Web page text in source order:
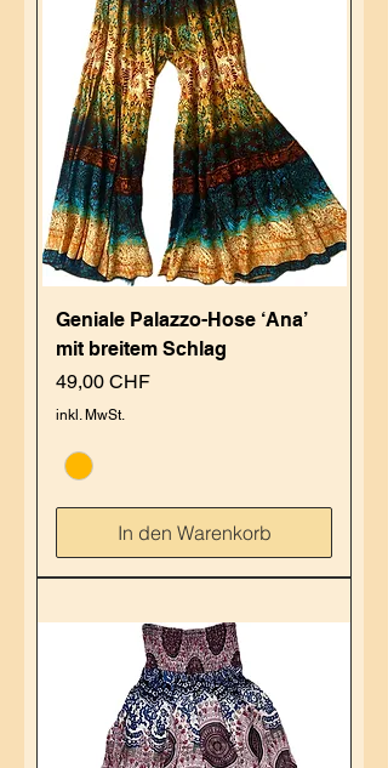
Geniale Palazzo-Hose ‘Ana’
mit breitem Schlag
Preis
49,00 CHF
inkl. MwSt.
In den Warenkorb